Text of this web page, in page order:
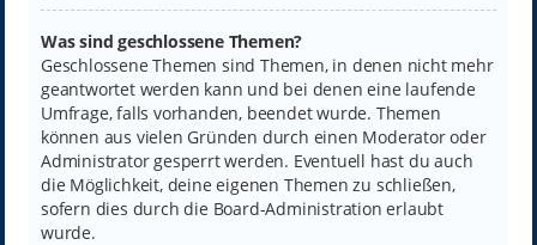
Was sind geschlossene Themen?
Geschlossene Themen sind Themen, in denen nicht mehr
geantwortet werden kann und bei denen eine laufende
Umfrage, falls vorhanden, beendet wurde. Themen
können aus vielen Gründen durch einen Moderator oder
Administrator gesperrt werden. Eventuell hast du auch
die Möglichkeit, deine eigenen Themen zu schließen,
sofern dies durch die Board-Administration erlaubt
wurde.